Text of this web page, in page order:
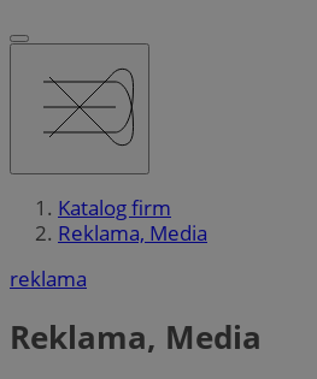
Katalog firm
Reklama, Media
reklama
Reklama, Media